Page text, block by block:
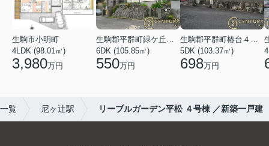
生駒市小明町
4LDK (98.01㎡)
3,980万円
生駒郡平群町緑ケ丘５丁目
6DK (105.85㎡)
550万円
生駒郡平群町椿台４丁目
5DK (103.37㎡)
698万円
覧 尼ヶ辻駅 リーブルガーデン平松 ４号棟 ／新築一戸建